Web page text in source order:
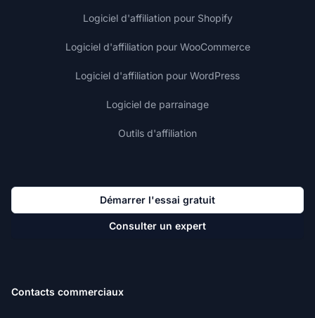
Logiciel d'affiliation pour Shopify
Logiciel d'affiliation pour WooCommerce
Logiciel d'affiliation pour WordPress
Logiciel de parrainage
Outils d'affiliation
Démarrer l'essai gratuit
Consulter un expert
Contacts commerciaux